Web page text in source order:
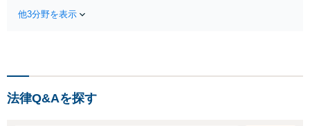
他3分野を表示
法律Q&Aを探す